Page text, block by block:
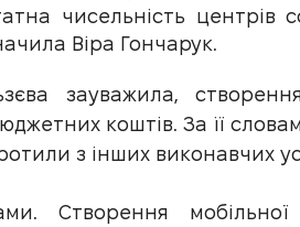
чисельність центрів
Віра Гончарук.
зауважила,
коштів. За її
з інших виконавчих
Створення